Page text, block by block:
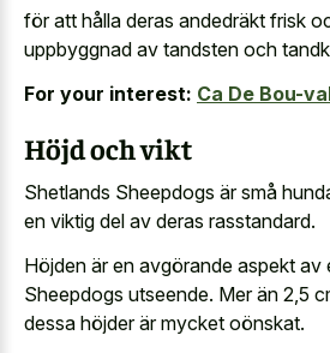
för att hålla deras andedräkt frisk
uppbyggnad av tandsten och
For your interest: Ca De Bou-
Höjd och vikt
Shetlands Sheepdogs är små
en viktig del av deras rasstandard.
Höjden är en avgörande aspekt av
Sheepdogs utseende. Mer än 2,5
dessa höjder är mycket oönskat.